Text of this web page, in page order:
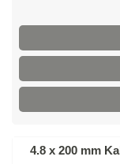
Braun
Hellbraun
Grau
4.8 x 200 mm